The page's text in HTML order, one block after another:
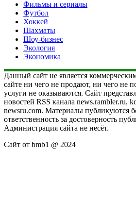
Фильмы и сериалы
Футбол
Хоккей
Шахматы
Шоу-бизнес
Экология
Экономика
Данный сайт не является
сайте ни чего не продают, ни чего не
услуги не оказываются. Сайт
новостей RSS канала news.rambler.ru,
newsru.com. Материалы публикуются
ответственность за достоверность
Администрация сайта не несёт.
Сайт от bmb1 @ 2024